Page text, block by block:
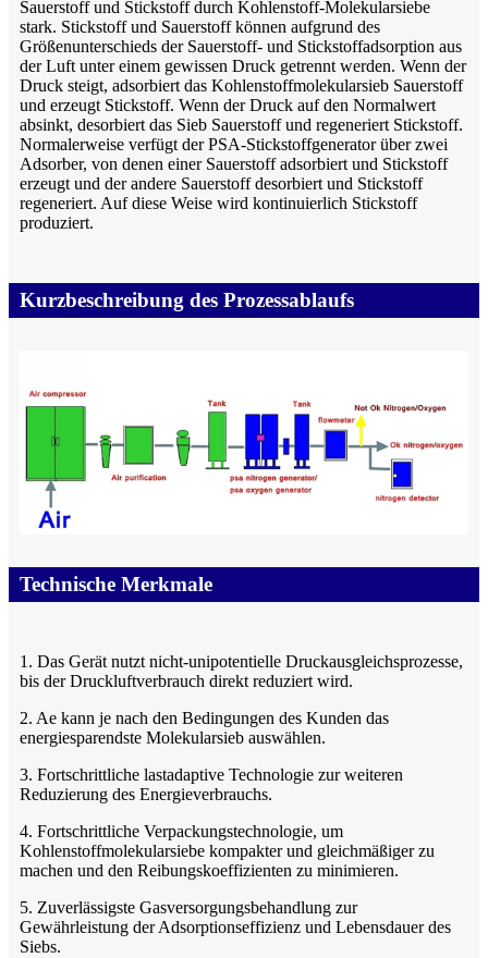
Sauerstoff und Stickstoff durch Kohlenstoff-Molekularsiebe
stark. Stickstoff und Sauerstoff können aufgrund des
Größenunterschieds der Sauerstoff- und Stickstoffadsorption aus
der Luft unter einem gewissen Druck getrennt werden. Wenn der
Druck steigt, adsorbiert das Kohlenstoffmolekularsieb Sauerstoff
und erzeugt Stickstoff. Wenn der Druck auf den Normalwert
absinkt, desorbiert das Sieb Sauerstoff und regeneriert Stickstoff.
Normalerweise verfügt der PSA-Stickstoffgenerator über zwei
Adsorber, von denen einer Sauerstoff adsorbiert und Stickstoff
erzeugt und der andere Sauerstoff desorbiert und Stickstoff
regeneriert. Auf diese Weise wird kontinuierlich Stickstoff
produziert.
Kurzbeschreibung des Prozessablaufs
Technische Merkmale
1. Das Gerät nutzt nicht-unipotentielle Druckausgleichsprozesse,
bis der Druckluftverbrauch direkt reduziert wird.
2. Ae kann je nach den Bedingungen des Kunden das
energiesparendste Molekularsieb auswählen.
3. Fortschrittliche lastadaptive Technologie zur weiteren
Reduzierung des Energieverbrauchs.
4. Fortschrittliche Verpackungstechnologie, um
Kohlenstoffmolekularsiebe kompakter und gleichmäßiger zu
machen und den Reibungskoeffizienten zu minimieren.
5. Zuverlässigste Gasversorgungsbehandlung zur
Gewährleistung der Adsorptionseffizienz und Lebensdauer des
Siebs.